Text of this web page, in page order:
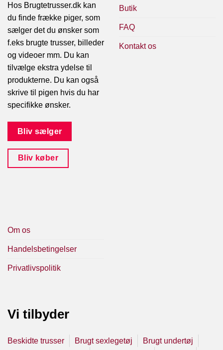
Hos Brugtetrusser.dk kan
du finde frække piger, som
sælger det du ønsker som
f.eks brugte trusser, billeder
og videoer mm. Du kan
tilvælge ekstra ydelse til
produkterne. Du kan også
skrive til pigen hvis du har
specifikke ønsker.
Bliv sælger
Bliv køber
Butik
FAQ
Kontakt os
Om os
Handelsbetingelser
Privatlivspolitik
Vi tilbyder
Beskidte trusser Brugt sexlegetøj
Brugt undertøj